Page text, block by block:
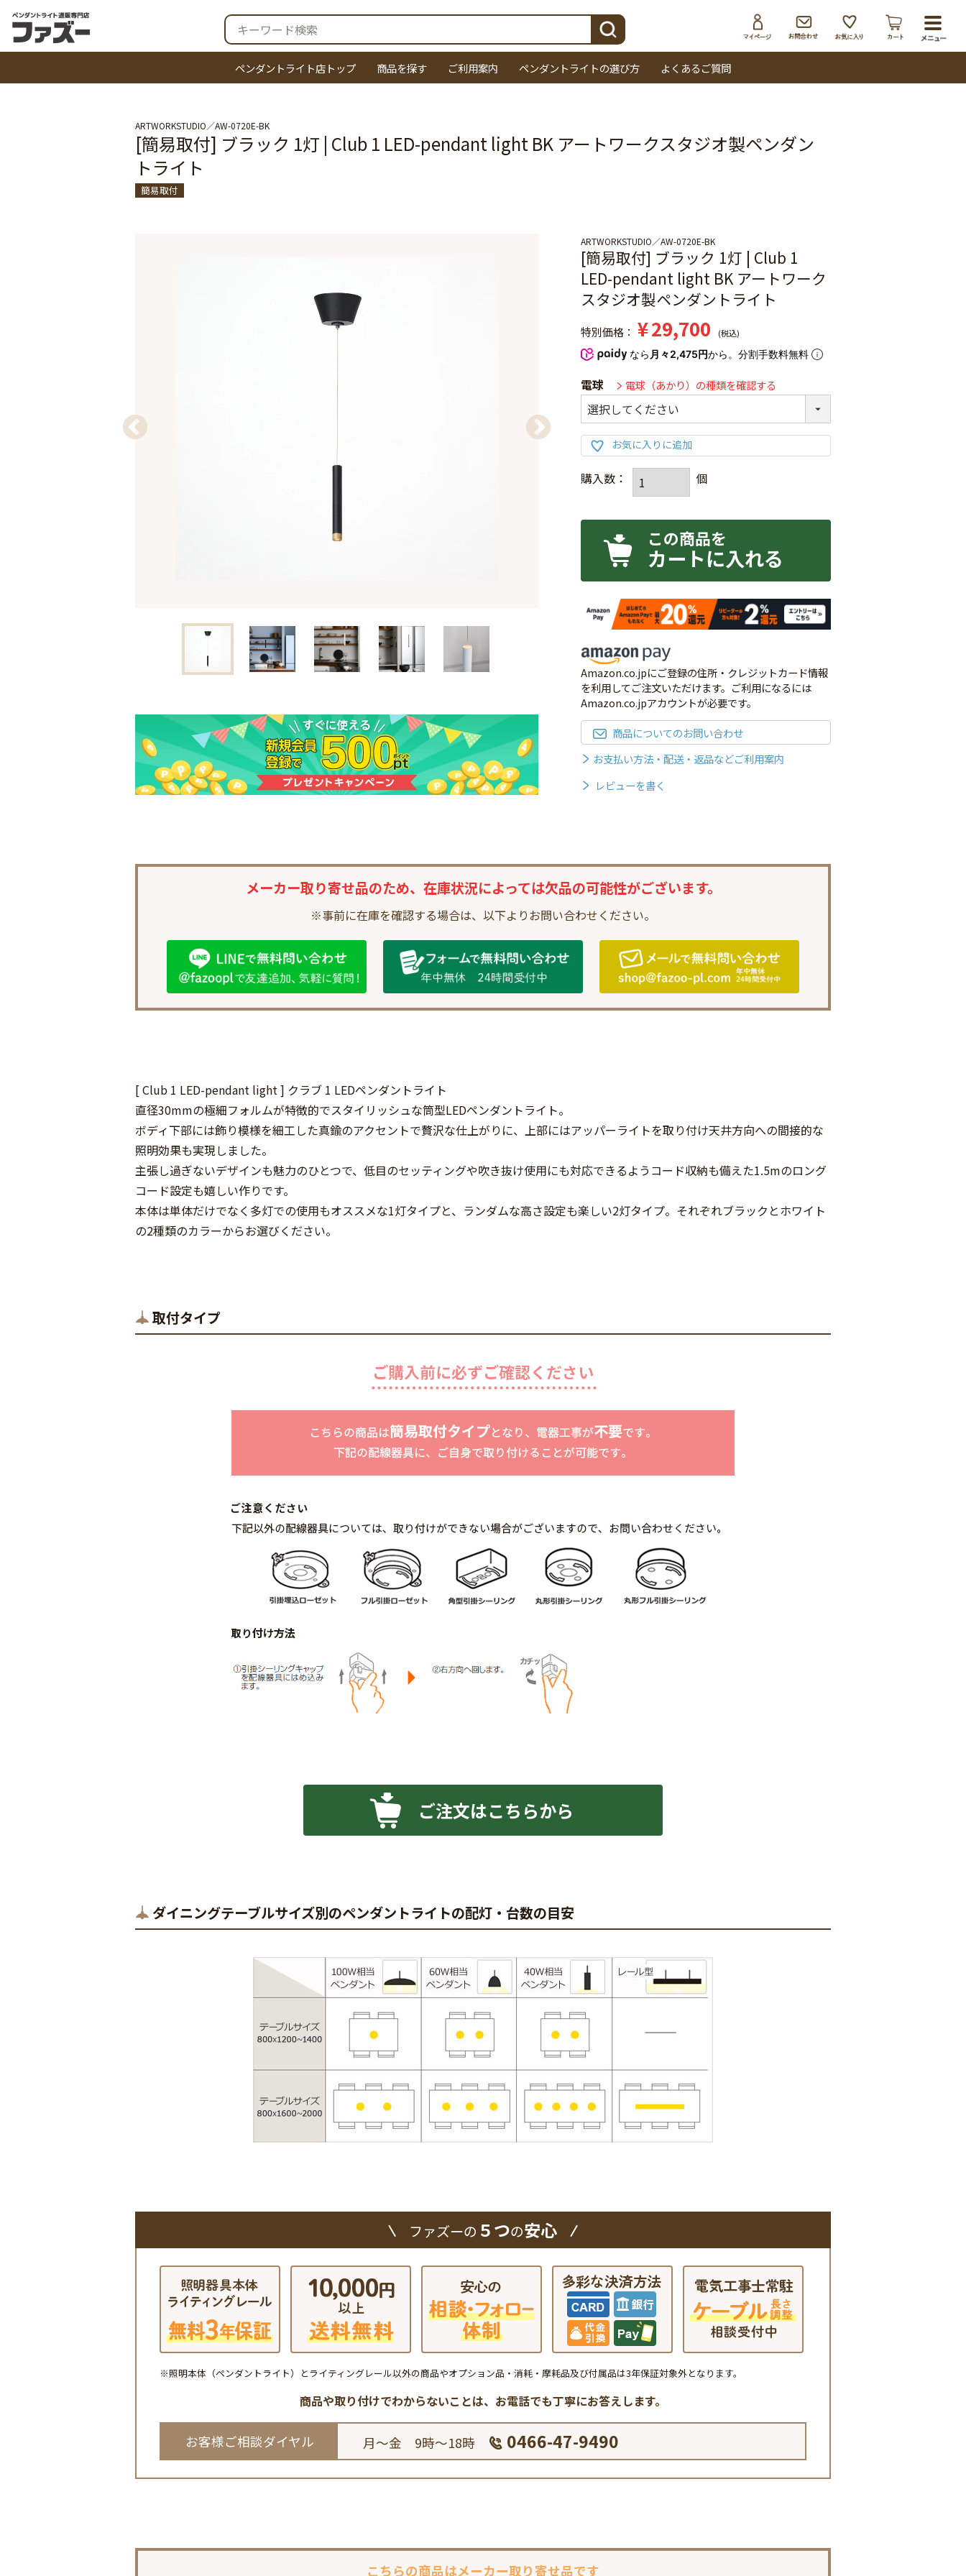
検索
ペンダントライト店トップ 商品を探す ご利用案内 ペンダントライトの選び方 よくあるご質問
ARTWORKSTUDIO AW-0720E-BK
[簡易取付] ブラック 1灯 | Club 1 LED-pendant light BK アートワークスタジオ製ペンダン
トライト
簡易取付
ARTWORKSTUDIO AW-0720E-BK
[簡易取付] ブラック 1灯 | Club 1
LED-pendant light BK アートワーク
スタジオ製ペンダントライト
特別価格 ¥29,700 税込
なら 月々2,475円から。分割手数料無料
電球 電球（あかり）の種類を確認する
カートに入れる
Amazon.co.jpにご登録の住所・クレジットカード情報
を利用してご注文いただけます。ご利用になるには
Amazon.co.jpアカウントが必要です。
商品についてのお問い合わせ
お支払い方法・配送・返品などご利用案内
レビューを書く
メーカー取り寄せ品のため、 在庫状況によっては欠品の可能性がございます。
※事前に在庫を確認する場合は、 以下よりお問い合わせください。
[ Club 1 LED-pendant light ] クラブ 1 LEDペンダントライト
直径30mmの極細フォルムが特徴的でスタイリッシュな筒型LEDペンダントライト。
ボディ下部には飾り模様を細工した真鍮のアクセントで贅沢な仕上がりに、上部にはアッパーライトを取り付け天井方向への間接的な
照明効果も実現しました。
主張し過ぎないデザインも魅力のひとつで、低目のセッティングや吹き抜け使用にも対応できるようコード収納も備えた1.5mのロング
コード設定も嬉しい作りです。
本体は単体だけでなく多灯での使用もオススメな1灯タイプと、ランダムな高さ設定も楽しい2灯タイプ。それぞれブラックとホワイト
の2種類のカラーからお選びください。
取付タイプ
ご注文はこちらから
ダイニングテーブルサイズ別のペンダントライトの配灯・台数の目安
ファズーの ５つの安心
※照明本体（ペンダントライト）とライティングレール以外の商品やオプション品・消耗・摩耗品及び付属品は3年保証対象外となります。
商品や取り付けでわからないことは、 お電話でも丁寧にお答えします。
お客様ご相談ダイヤル 月～金 9時～18時 0466-47-9490
こちらの商品はメーカー取り寄せ品です